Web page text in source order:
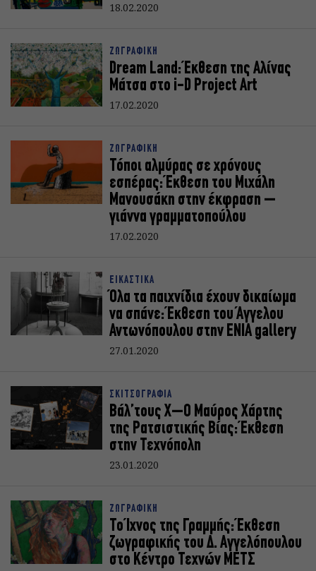
18.02.2020
ΖΩΓΡΑΦΙΚΗ
Dream Land: Έκθεση της Αλίνας
Μάτσα στο i-D Project Art
17.02.2020
ΖΩΓΡΑΦΙΚΗ
Τόποι αλμύρας σε χρόνους
εσπέρας: Έκθεση του Μιχάλη
Μανουσάκη στην έκφραση –
γιάννα γραμματοπούλου
17.02.2020
ΕΙΚΑΣΤΙΚΑ
Όλα τα παιχνίδια έχουν δικαίωμα
να σπάνε: Έκθεση του Άγγελου
Αντωνόπουλου στην ENIA gallery
27.01.2020
ΣΚΙΤΣΟΓΡΑΦΙΑ
Βάλ’τους Χ–Ο Μαύρος Χάρτης
της Ρατσιστικής Βίας: Έκθεση
στην Τεχνόπολη
23.01.2020
ΖΩΓΡΑΦΙΚΗ
Το Ίχνος της Γραμμής: Έκθεση
ζωγραφικής του Δ. Αγγελόπουλου
στο Κέντρο Τεχνών ΜΕΤΣ